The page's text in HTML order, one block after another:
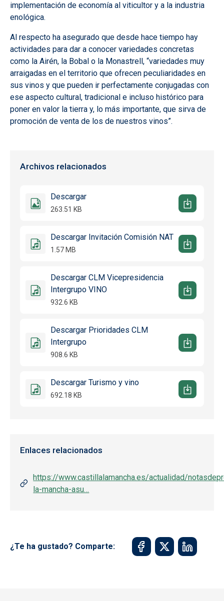
implementación de economía al viticultor y a la industria
enológica.
Al respecto ha asegurado que desde hace tiempo hay
actividades para dar a conocer variedades concretas
como la Airén, la Bobal o la Monastrell, “variedades muy
arraigadas en el territorio que ofrecen peculiaridades en
sus vinos y que pueden ir perfectamente conjugadas con
ese aspecto cultural, tradicional e incluso histórico para
poner en valor la tierra y, lo más importante, que sirva de
promoción de venta de los de nuestros vinos”.
Archivos relacionados
Descargar
263.51 KB
Descargar Invitación Comisión NAT
1.57 MB
Descargar CLM Vicepresidencia
Intergrupo VINO
932.6 KB
Descargar Prioridades CLM
Intergrupo
908.6 KB
Descargar Turismo y vino
692.18 KB
Enlaces relacionados
https://www.castillalamancha.es/actualidad/
la-mancha-asu…
¿Te ha gustado? Comparte: